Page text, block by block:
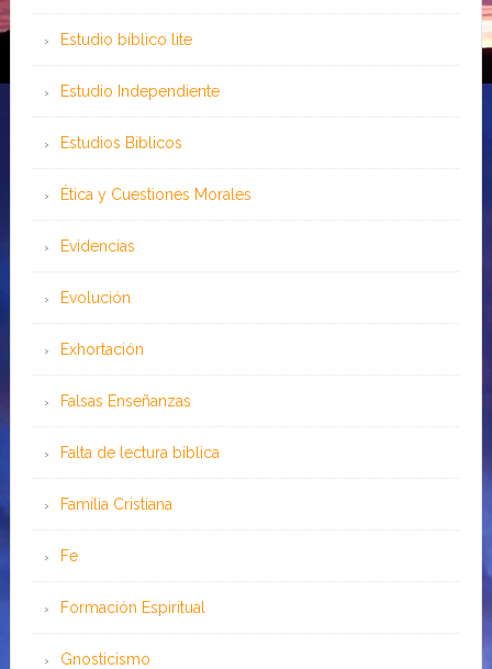
Estudio bíblico lite
Estudio Independiente
Estudios Bíblicos
Ética y Cuestiones Morales
Evidencias
Evolución
Exhortación
Falsas Enseñanzas
Falta de lectura bíblica
Familia Cristiana
Fe
Formación Espiritual
Gnosticismo